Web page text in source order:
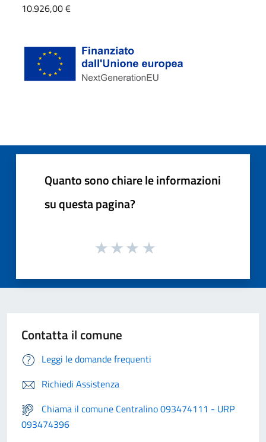
10.926,00 €
Quanto sono chiare le informazioni
su questa pagina?
Contatta il comune
Leggi le domande frequenti
Richiedi Assistenza
Chiama il comune Centralino 093474111 - URP
093474396